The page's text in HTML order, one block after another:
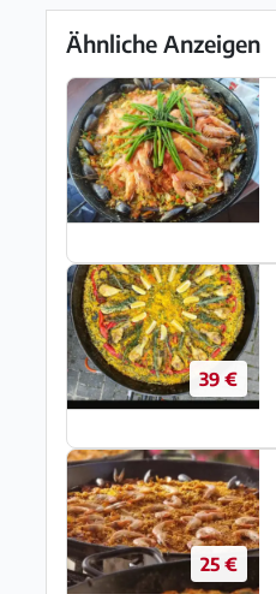
Ähnliche Anzeigen
39 €
25 €